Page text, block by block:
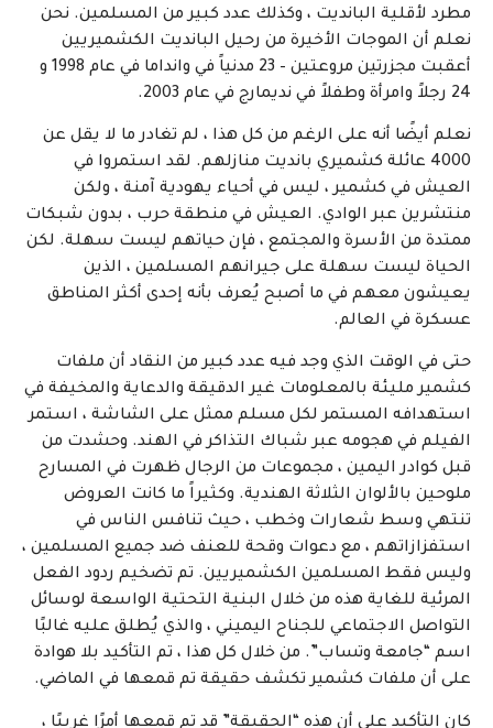
مطرد لأقلية البانديت ، وكذلك عدد كبير من المسلمين. نحن
نعلم أن الموجات الأخيرة من رحيل البانديت الكشميريين
أعقبت مجزرتين مروعتين – 23 مدنياً في وانداما في عام 1998 و
24 رجلاً وامرأة وطفلاً في نديمارج في عام 2003.
نعلم أيضًا أنه على الرغم من كل هذا ، لم تغادر ما لا يقل عن
4000 عائلة كشميري بانديت منازلهم. لقد استمروا في
العيش في كشمير ، ليس في أحياء يهودية آمنة ، ولكن
منتشرين عبر الوادي. العيش في منطقة حرب ، بدون شبكات
ممتدة من الأسرة والمجتمع ، فإن حياتهم ليست سهلة. لكن
الحياة ليست سهلة على جيرانهم المسلمين ، الذين
يعيشون معهم في ما أصبح يُعرف بأنه إحدى أكثر المناطق
عسكرة في العالم.
حتى في الوقت الذي وجد فيه عدد كبير من النقاد أن ملفات
كشمير مليئة بالمعلومات غير الدقيقة والدعاية والمخيفة في
استهدافه المستمر لكل مسلم ممثل على الشاشة ، استمر
الفيلم في هجومه عبر شباك التذاكر في الهند. وحشدت من
قبل كوادر اليمين ، مجموعات من الرجال ظهرت في المسارح
ملوحين بالألوان الثلاثة الهندية. وكثيراً ما كانت العروض
تنتهي وسط شعارات وخطب ، حيث تنافس الناس في
استفزازاتهم ، مع دعوات وقحة للعنف ضد جميع المسلمين ،
وليس فقط المسلمين الكشميريين. تم تضخيم ردود الفعل
المرئية للغاية هذه من خلال البنية التحتية الواسعة لوسائل
التواصل الاجتماعي للجناح اليميني ، والذي يُطلق عليه غالبًا
اسم “جامعة وتساب”. من خلال كل هذا ، تم التأكيد بلا هوادة
على أن ملفات كشمير تكشف حقيقة تم قمعها في الماضي.
كان التأكيد على أن هذه “الحقيقة” قد تم قمعها أمرًا غريبًا ،